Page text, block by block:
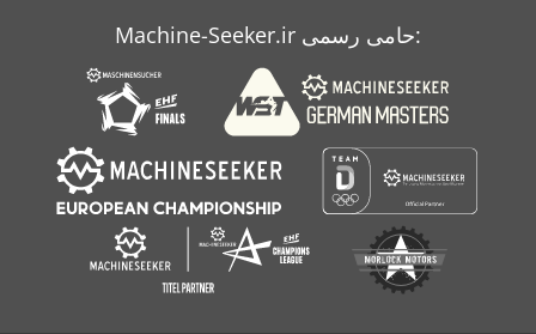
Schaeff Skb
جنگلداری Ahwi
Machine-Seeker.ir حامی رسمی: